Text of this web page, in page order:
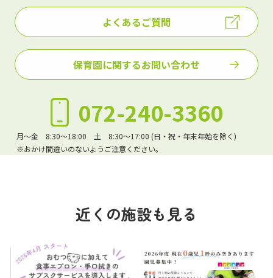
よくあるご質問
保育園に関するお問い合わせ
072-240-3360
月～金 8:30～18:00 土 8:30～17:00 (日・祝・年末年始を除く)
※おかけ間違いのないようご注意ください。
近くの施設も見る